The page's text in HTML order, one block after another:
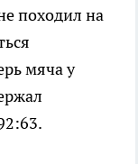
походил на
мяча у